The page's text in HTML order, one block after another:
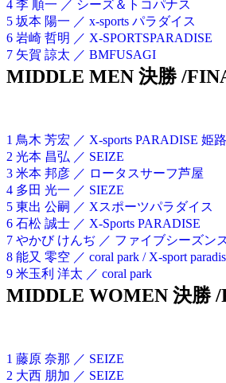
4 李 順一 ／ シーズ＆トコパナス
5 坂本 陽一 ／ x-sports パラダイス
6 岩崎 哲明 ／ X-SPORTSPARADISE
7 矢賀 諒太 ／ BMFUSAGI
MIDDLE MEN 決勝 /
1 鳥木 芳宏 ／ X-sports PARADISE 姫路
2 光本 昌弘 ／ SEIZE
3 米本 邦彦 ／ ロータスサーフ芦屋
4 多田 光一 ／ SIEZE
5 東出 公嗣 ／ Xスポーツパラダイス
6 石松 誠士 ／ X-Sports PARADISE
7 やかび けんぢ ／ ファイブシーズン
8 能又 零空 ／ coral park / X-sport
9 米玉利 洋太 ／ coral park
MIDDLE WOMEN 決勝
1 藤原 奈那 ／ SEIZE
2 大西 朋加 ／ SEIZE